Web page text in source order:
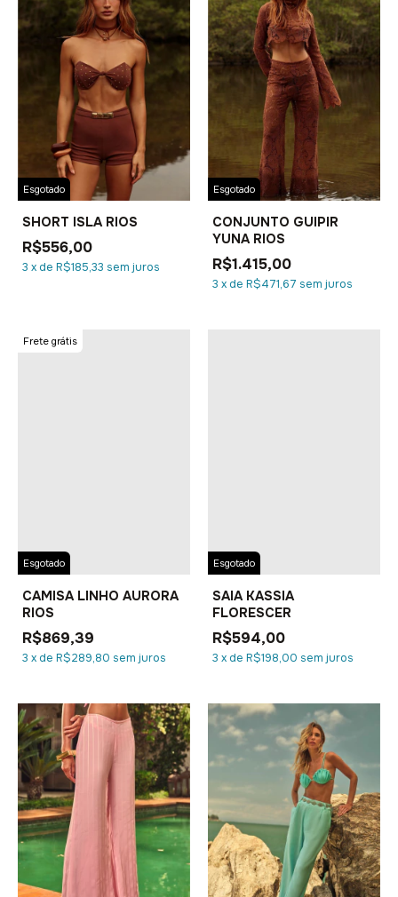
Esgotado
SHORT ISLA RIOS
R$556,00
3 xde R$185,33 sem juros
Esgotado
CONJUNTO GUIPIR
YUNA RIOS
R$1.415,00
3 xde R$471,67 sem juros
Esgotado
Frete grátis
CAMISA LINHO AURORA
RIOS
R$869,39
3 xde R$289,80 sem juros
Esgotado
SAIA KASSIA
FLORESCER
R$594,00
3 xde R$198,00 sem juros